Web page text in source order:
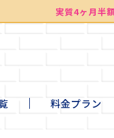
実質4ヶ月半
料金プラン